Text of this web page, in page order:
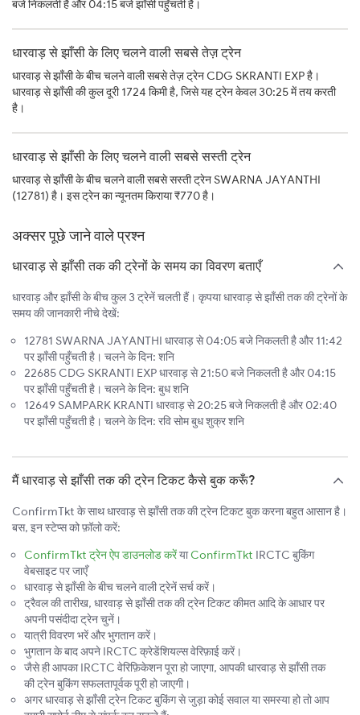
बजे निकलती है और 04:15 बजे झाँसी पहुँचती है।
धारवाड़ से झाँसी के लिए चलने वाली सबसे तेज़ ट्रेन
धारवाड़ से झाँसी के बीच चलने वाली सबसे तेज़ ट्रेन CDG SKRANTI EXP है।
धारवाड़ से झाँसी की कुल दूरी 1724 किमी है, जिसे यह ट्रेन केवल 30:25 में तय करती
है।
धारवाड़ से झाँसी के लिए चलने वाली सबसे सस्ती ट्रेन
धारवाड़ से झाँसी के बीच चलने वाली सबसे सस्ती ट्रेन SWARNA JAYANTHI
(12781) है। इस ट्रेन का न्यूनतम किराया ₹770 है।
अक्सर पूछे जाने वाले प्रश्न
धारवाड़ से झाँसी तक की ट्रेनों के समय का विवरण बताएँ
धारवाड़ और झाँसी के बीच कुल 3 ट्रेनें चलती हैं। कृपया धारवाड़ से झाँसी तक की ट्रेनों के
समय की जानकारी नीचे देखें:
12781 SWARNA JAYANTHI धारवाड़ से 04:05 बजे निकलती है और 11:42
पर झाँसी पहुँचती है। चलने के दिन: शनि
22685 CDG SKRANTI EXP धारवाड़ से 21:50 बजे निकलती है और 04:15
पर झाँसी पहुँचती है। चलने के दिन: बुध शनि
12649 SAMPARK KRANTI धारवाड़ से 20:25 बजे निकलती है और 02:40
पर झाँसी पहुँचती है। चलने के दिन: रवि सोम बुध शुक्र शनि
मैं धारवाड़ से झाँसी तक की ट्रेन टिकट कैसे बुक करूँ?
ConfirmTkt के साथ धारवाड़ से झाँसी तक की ट्रेन टिकट बुक करना बहुत आसान है।
बस, इन स्टेप्स को फ़ॉलो करें:
ConfirmTkt ट्रेन ऐप डाउनलोड करेंयाConfirmTkt IRCTC बुकिंग
वेबसाइट पर जाएँ
धारवाड़ से झाँसी के बीच चलने वाली ट्रेनें सर्च करें।
ट्रैवल की तारीख, धारवाड़ से झाँसी तक की ट्रेन टिकट कीमत आदि के आधार पर
अपनी पसंदीदा ट्रेन चुनें।
यात्री विवरण भरें और भुगतान करें।
भुगतान के बाद अपने IRCTC क्रेडेंशियल्स वेरिफ़ाई करें।
जैसे ही आपका IRCTC वेरिफ़िकेशन पूरा हो जाएगा, आपकी धारवाड़ से झाँसी तक
की ट्रेन बुकिंग सफलतापूर्वक पूरी हो जाएगी।
अगर धारवाड़ से झाँसी ट्रेन टिकट बुकिंग से जुड़ा कोई सवाल या समस्या हो तो आप